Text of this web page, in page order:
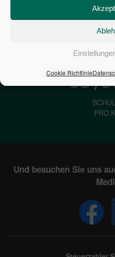
Cookie Richtlinie
PRO
Und besuchen Sie uns